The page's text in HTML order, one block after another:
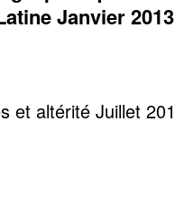
Janvier 2013